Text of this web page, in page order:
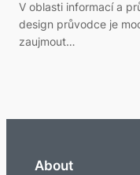
V oblasti informací a
design průvodce je
zaujmout…
About